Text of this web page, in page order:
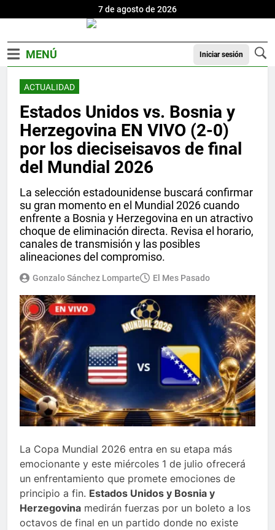
7 de agosto de 2026
Iniciar sesión
ACTUALIDAD
Estados Unidos vs. Bosnia y
Herzegovina EN VIVO (2-0)
por los dieciseisavos de final
del Mundial 2026
La selección estadounidense buscará confirmar
su gran momento en el Mundial 2026 cuando
enfrente a Bosnia y Herzegovina en un atractivo
choque de eliminación directa. Revisa el horario,
canales de transmisión y las posibles
alineaciones del compromiso.
Gonzalo Sánchez Lomparte El Mes Pasado
La Copa Mundial 2026 entra en su etapa más
emocionante y este miércoles 1 de julio ofrecerá
un enfrentamiento que promete emociones de
principio a fin. Estados Unidos y Bosnia y
Herzegovina medirán fuerzas por un boleto a los
octavos de final en un partido donde no existe